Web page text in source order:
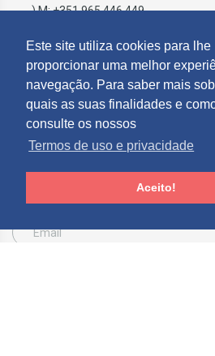
Este site utiliza cookies para lhe
proporcionar uma melhor
navegação. Para saber mais
quais as suas finalidades e
consulte os nossos
Termos de uso e privacidade
Aceito!
) M: +351 965 446 449
Apoio ao Cliente
Informações
SUBCREVER NEWSLETTER